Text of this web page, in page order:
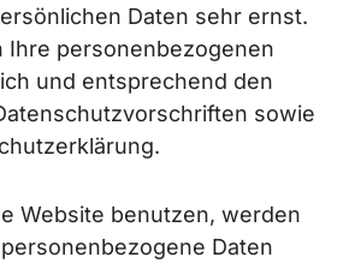
Daten sehr ernst.
Ihre personenbezogenen
und entsprechend den
sowie
Website benutzen, werden
Daten